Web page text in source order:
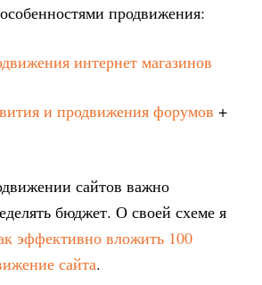
продвижения:
интернет магазинов
и продвижения форумов +
сайтов важно
бюджет. О своей схеме я
эффективно вложить 100
сайта.